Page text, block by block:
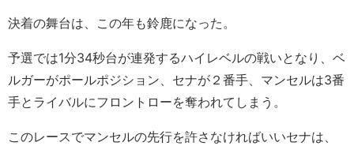
決着の舞台は、この年も鈴鹿になった。
予選では1分34秒台が連発するハイレベルの戦いとなり、ベ
ルガーがポールポジション、セナが２番手、マンセルは3番
手とライバルにフロントローを奪われてしまう。
このレースでマンセルの先行を許さなければいいセナは、